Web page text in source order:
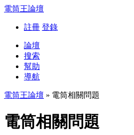
電筒王論壇
註冊 登錄
論壇
搜索
幫助
導航
電筒王論壇 » 電筒相關問題
電筒相關問題